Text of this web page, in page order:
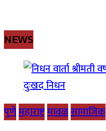
NEWS
पुणेमहाराष्ट्रमावळसामाजिक